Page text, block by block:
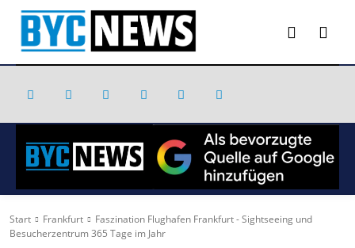
Start Frankfurt
Faszination Flughafen Frankfurt - Sightseeing und
Besucherzentrum 365 Tage im Jahr